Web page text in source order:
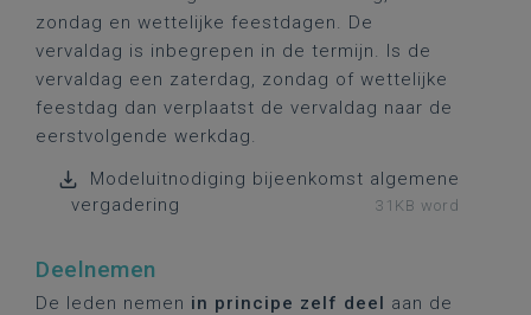
zondag en wettelijke feestdagen. De
vervaldag is inbegrepen in de termijn. Is de
vervaldag een zaterdag, zondag of wettelijke
feestdag dan verplaatst de vervaldag naar de
eerstvolgende werkdag.
Modeluitnodiging bijeenkomst algemene
vergadering
31KB word
Deelnemen
De leden nemen in principe zelf deel aan de